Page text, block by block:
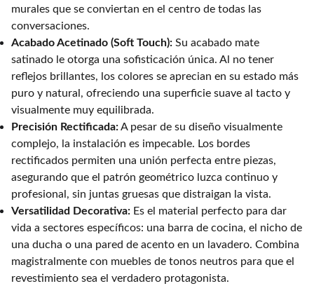
murales que se conviertan en el centro de todas las
conversaciones.
Acabado Acetinado (Soft Touch): Su acabado mate
satinado le otorga una sofisticación única. Al no tener
reflejos brillantes, los colores se aprecian en su estado más
puro y natural, ofreciendo una superficie suave al tacto y
visualmente muy equilibrada.
Precisión Rectificada:A pesar de su diseño visualmente
complejo, la instalación es impecable. Los bordes
rectificados permiten una unión perfecta entre piezas,
asegurando que el patrón geométrico luzca continuo y
profesional, sin juntas gruesas que distraigan la vista.
Versatilidad Decorativa: Es el material perfecto para dar
vida a sectores específicos: una barra de cocina, el nicho de
una ducha o una pared de acento en un lavadero. Combina
magistralmente con muebles de tonos neutros para que el
revestimiento sea el verdadero protagonista.